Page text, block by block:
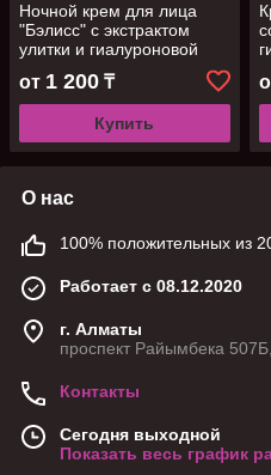
Ночной крем для лица
"Бэлисс" с экстрактом
улитки и гиалуроновой
кислотой, 60 гр
от 1 200 ₸
Купить
О нас
100% положительных из
Работает с 08.12.2020
г. Алматы
проспект Райымбека
Контакты
Сегодня выходной
Показать весь график